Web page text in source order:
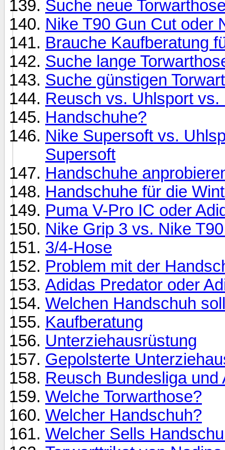
Suche neue
Nike T90 Gun Cut oder
Brauche Kaufberatung
Suche lange
Suche günstigen
Reusch vs. Uhlsport
Handschuhe?
Nike Supersoft vs.
Supersoft
Handschuhe
Handschuhe für die
Puma V-Pro IC oder
Nike Grip 3 vs. Nike
3/4-Hose
Problem mit der
Adidas Predator oder
Welchen Handschuh
Kaufberatung
Unterziehausrüstung
Gepolsterte
Reusch Bundesliga
Welche Torwarthose?
Welcher Handschuh?
Welcher Sells